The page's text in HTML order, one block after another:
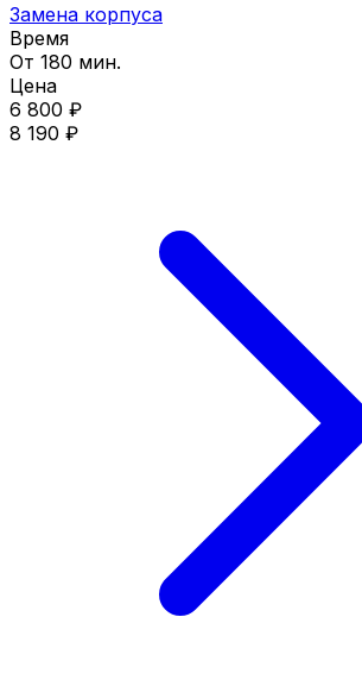
Замена корпуса
Время
От 180 мин.
Цена
6 800 ₽
8 190 ₽